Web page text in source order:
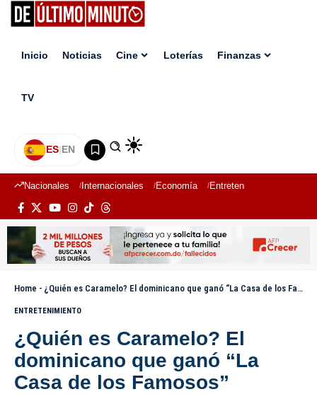
Inicio Noticias Cine Loterías Finanzas
TV
ES|EN
Nacionales Internacionales Economía Entretenimiento
Home - ¿Quién es Caramelo? El dominicano que ganó “La Casa de los Famosos”
ENTRETENIMIENTO
¿Quién es Caramelo? El
dominicano que ganó “La
Casa de los Famosos”